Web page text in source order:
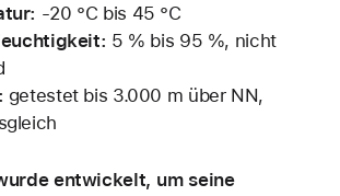
‑20 °C bis 45 °C
5 % bis 95 %, nicht
getestet bis 3.000 m über NN,
entwickelt, um seine